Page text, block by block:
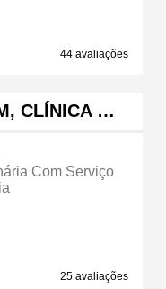
44 avaliações
CLÍNICA …
Com Serviço
25 avaliações